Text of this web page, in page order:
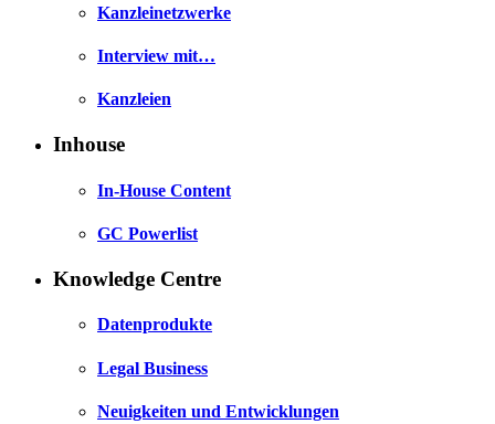
Kanzleinetzwerke
Interview mit…
Kanzleien
Inhouse
In-House Content
GC Powerlist
Knowledge Centre
Datenprodukte
Legal Business
Neuigkeiten und Entwicklungen